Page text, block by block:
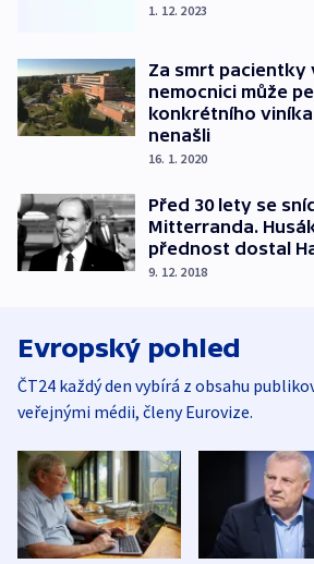
1. 12. 2023
Za smrt pacientky
nemocnici může
konkrétního
nenašli
16. 1. 2020
Před 30 lety se
Mitterranda.
přednost dostal
9. 12. 2018
Evropský pohled
ČT24 každý den vybírá z obsahu
veřejnými médii, členy Eurovize.